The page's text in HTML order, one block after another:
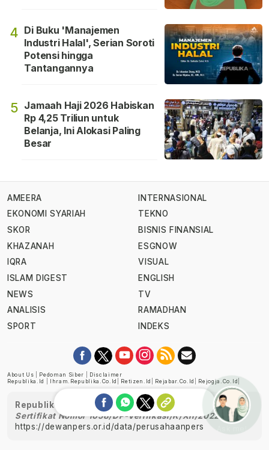
4 Di Buku 'Manajemen
Industri Halal', Serian Soroti
Potensi hingga
Tantangannya
5 Jamaah Haji 2026 Habiskan
Rp 4,25 Triliun untuk
Belanja, Ini Alokasi Paling
Besar
AMEERA
EKONOMI SYARIAH
SKOR
KHAZANAH
IQRA
ISLAM DIGEST
NEWS
ANALISIS
SPORT
INTERNASIONAL
TEKNO
BISNIS FINANSIAL
ESGNOW
VISUAL
ENGLISH
TV
RAMADHAN
INDEKS
About Us Pedoman Siber
Disclaimer
Republika.id
Ihram.republika.co.id Retizen.id Rejabar.co.id Rejogja.co.id
Republika telah diverifikasi oleh Dewan Pers
Sertifikat Nomor 1058/DP-Verifikasi/K/XII/2022
https://dewanpers.or.id/data/perusahaanpers